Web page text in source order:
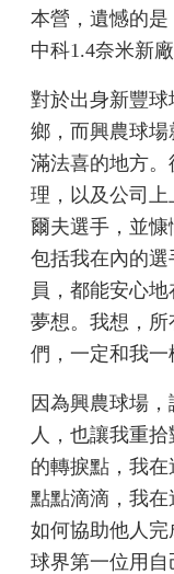
本營，遺憾的
中科1.4奈米新廠
對於出身新豐
鄉，而興農球
滿法喜的地方
理，以及公司
爾夫選手，並
包括我在內的
員，都能安心
夢想。我想，
們，一定和我一
因為興農球場
人，也讓我重
的轉捩點，我
點點滴滴，我在
如何協助他人
球界第一位用自